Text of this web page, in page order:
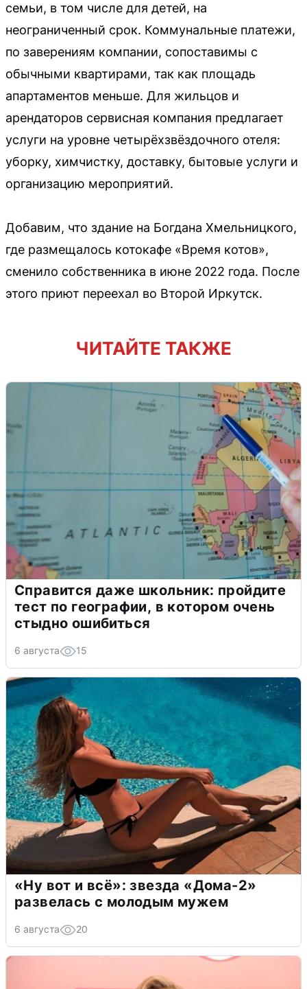
семьи, в том числе для детей, на
неограниченный срок. Коммунальные платежи,
по заверениям компании, сопоставимы с
обычными квартирами, так как площадь
апартаментов меньше. Для жильцов и
арендаторов сервисная компания предлагает
услуги на уровне четырёхзвёздочного отеля:
уборку, химчистку, доставку, бытовые услуги и
организацию мероприятий.
Добавим, что здание на Богдана Хмельницкого,
где размещалось котокафе «Время котов»,
сменило собственника в июне 2022 года. После
этого приют переехал во Второй Иркутск.
ЧИТАЙТЕ ТАКЖЕ
Справится даже школьник: пройдите
тест по географии, в котором очень
стыдно ошибиться
6 августа 15
«Ну вот и всё»: звезда «Дома-2»
развелась с молодым мужем
6 августа 20